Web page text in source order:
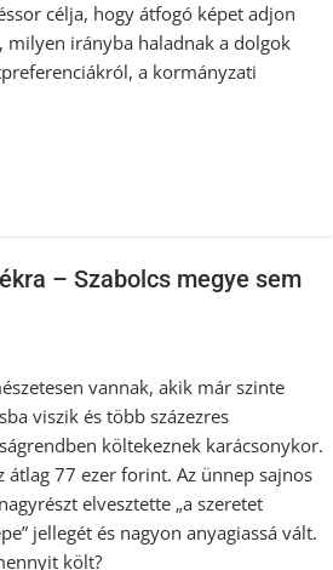
célja, hogy átfogó képet adjon
milyen irányba haladnak a dolgok
a kormányzati
– Szabolcs megye sem
vannak, akik már szinte
viszik és több százezres
költekeznek karácsonykor.
átlag 77 ezer forint. Az ünnep sajnos
elvesztette „a szeretet
jellegét és nagyon anyagiassá vált.
költ?